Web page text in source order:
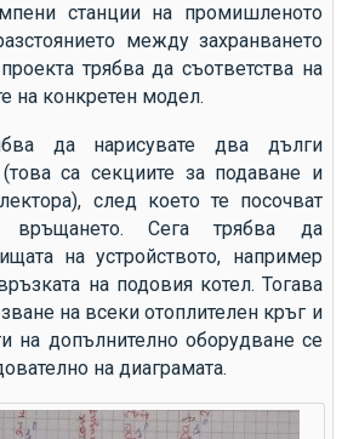
станции на промишленото
между захранването
трябва да съответства на
на конкретен модел.
да нарисувате два дълги
са секциите за подаване и
след което те посочват
връщането. Сега трябва да
на устройството, например
на подовия котел. Тогава
на всеки отоплителен кръг и
на допълнително оборудване се
на диаграмата.